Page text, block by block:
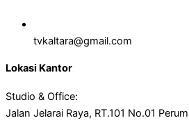
tvkaltara@gmail.com
Lokasi Kantor
Studio &
Jalan Jelarai Raya, RT.101 No.01